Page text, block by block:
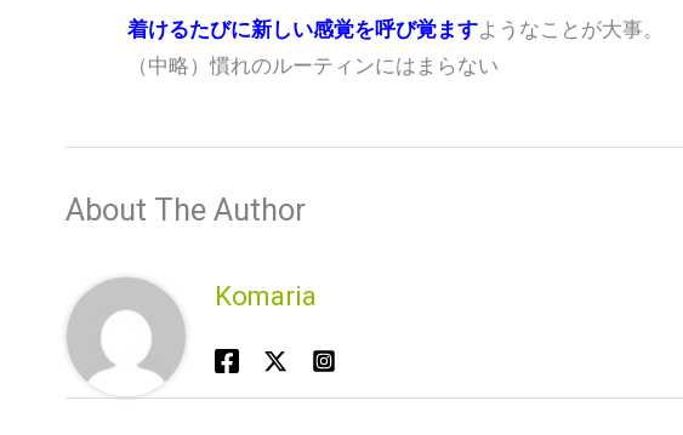
着けるたびに新しい感覚を呼び覚ますようなことが大事。
（中略）慣れのルーティンにはまらない
About The Author
Komaria